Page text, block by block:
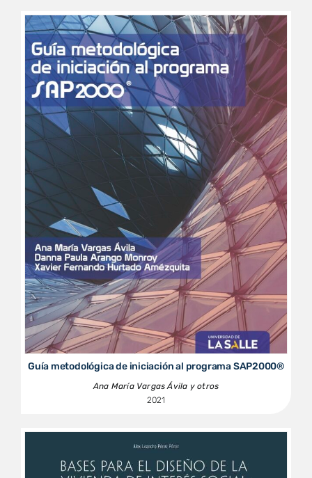
Guía metodológica de iniciación al programa SAP2000®
Ana María Vargas Ávila y otros
2021